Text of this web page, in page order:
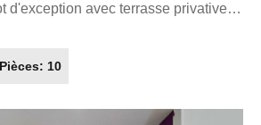
d'exception avec terrasse privative.
: C Rentabilité
idéal pour un investissement
Gros atout fiscal : Parfaitement
Pièces: 10